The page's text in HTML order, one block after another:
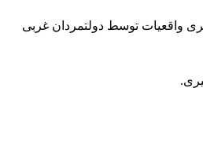
واقعیات توسط دولتمردان غربی